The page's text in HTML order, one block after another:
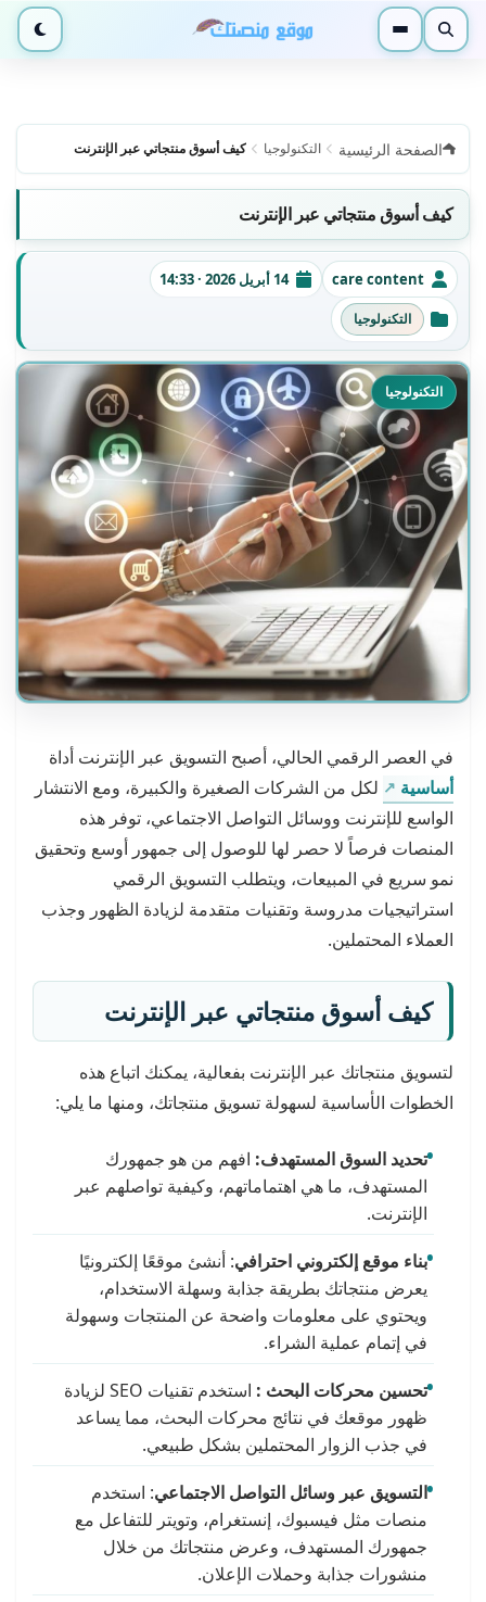
بحث القائمة الوضع
الصفحة الرئيسية التكنولوجيا كيف أسوق منتجاتي عبر الإنترنت
كيف أسوق منتجاتي عبر الإنترنت
الكاتبcare content تاريخ النشر
14 أبريل 2026 · 14:33
التصنيفاتالتكنولوجيا
التكنولوجيا
في العصر الرقمي الحالي، أصبح التسويق عبر الإنترنت أداة
أساسية
لكل من الشركات الصغيرة والكبيرة، ومع الانتشار
الواسع للإنترنت ووسائل التواصل الاجتماعي، توفر هذه
المنصات فرصاً لا حصر لها للوصول إلى جمهور أوسع وتحقيق
نمو سريع في المبيعات، ويتطلب التسويق الرقمي
استراتيجيات مدروسة وتقنيات متقدمة لزيادة الظهور وجذب
العملاء المحتملين.
كيف أسوق منتجاتي عبر الإنترنت
لتسويق منتجاتك عبر الإنترنت بفعالية، يمكنك اتباع هذه
الخطوات الأساسية لسهولة تسويق منتجاتك، ومنها ما يلي:
تحديد السوق المستهدف: افهم من هو جمهورك
المستهدف، ما هي اهتماماتهم، وكيفية تواصلهم عبر
الإنترنت.
بناء موقع إلكتروني احترافي: أنشئ موقعًا إلكترونيًا
يعرض منتجاتك بطريقة جذابة وسهلة الاستخدام،
ويحتوي على معلومات واضحة عن المنتجات وسهولة
في إتمام عملية الشراء.
تحسين محركات البحث :
استخدم تقنيات SEO لزيادة
ظهور موقعك في نتائج محركات البحث، مما يساعد
في جذب الزوار المحتملين بشكل طبيعي.
التسويق عبر وسائل التواصل الاجتماعي: استخدم
منصات مثل فيسبوك، إنستغرام، وتويتر للتفاعل مع
جمهورك المستهدف، وعرض منتجاتك من خلال
منشورات جذابة وحملات الإعلان.